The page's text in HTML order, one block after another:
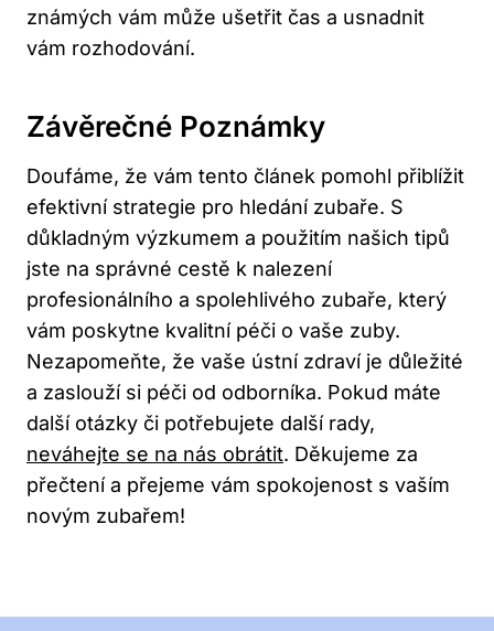
známých vám může ušetřit čas a usnadnit
vám rozhodování.
Závěrečné Poznámky
Doufáme, že vám tento článek pomohl přiblížit
efektivní strategie pro hledání zubaře. S
důkladným výzkumem a použitím našich tipů
jste na správné cestě k nalezení
profesionálního a spolehlivého zubaře, který
vám poskytne kvalitní péči o vaše zuby.
Nezapomeňte, že vaše ústní zdraví je důležité
a zaslouží si péči od odborníka. Pokud máte
další otázky či potřebujete další rady,
neváhejte se na nás obrátit. Děkujeme za
přečtení a přejeme vám spokojenost s vaším
novým zubařem!